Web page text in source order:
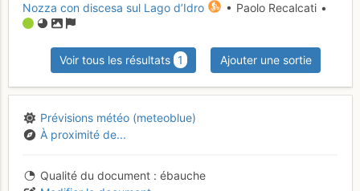
Nozza con discesa sul Lago d’Idro
• Paolo Recalcati •
Voir tous les résultats 1 Ajouter une sortie
Prévisions météo (meteoblue)
À proximité de...
Qualité du document
ébauche